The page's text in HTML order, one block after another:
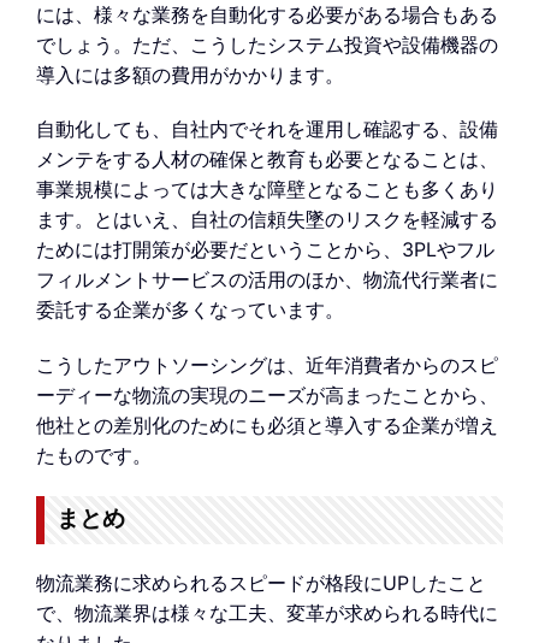
には、様々な業務を自動化する必要がある場合もある
でしょう。ただ、こうしたシステム投資や設備機器の
導入には多額の費用がかかります。
自動化しても、自社内でそれを運用し確認する、設備
メンテをする人材の確保と教育も必要となることは、
事業規模によっては大きな障壁となることも多くあり
ます。とはいえ、自社の信頼失墜のリスクを軽減する
ためには打開策が必要だということから、3PLやフル
フィルメントサービスの活用のほか、物流代行業者に
委託する企業が多くなっています。
こうしたアウトソーシングは、近年消費者からのスピ
ーディーな物流の実現のニーズが高まったことから、
他社との差別化のためにも必須と導入する企業が増え
たものです。
まとめ
物流業務に求められるスピードが格段にUPしたこと
で、物流業界は様々な工夫、変革が求められる時代に